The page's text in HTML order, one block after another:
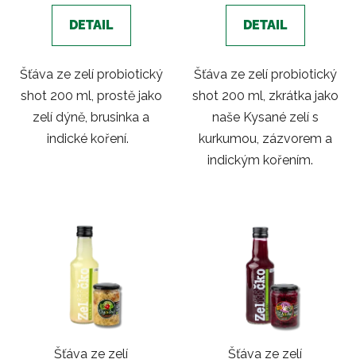
DETAIL
Šťáva ze zelí probiotický
shot 200 ml, prostě jako
zelí dýně, brusinka a
indické koření.
DETAIL
Šťáva ze zelí probiotický
shot 200 ml, zkrátka jako
naše Kysané zelí s
kurkumou, zázvorem a
indickým kořením.
Šťáva ze zelí
Šťáva ze zelí